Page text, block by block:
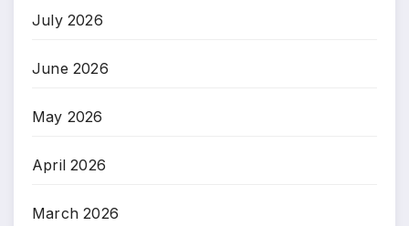
July 2026
June 2026
May 2026
April 2026
March 2026